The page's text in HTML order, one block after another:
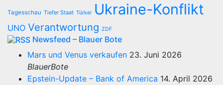
Tagesschau Tiefer Staat Türkei Ukraine-Konflikt
UNO Verantwortung ZDF
Newsfeed – Blauer Bote
Mars und Venus verkaufen 23. Juni 2026
BlauerBote
Epstein-Update – Bank of America 14. April 2026